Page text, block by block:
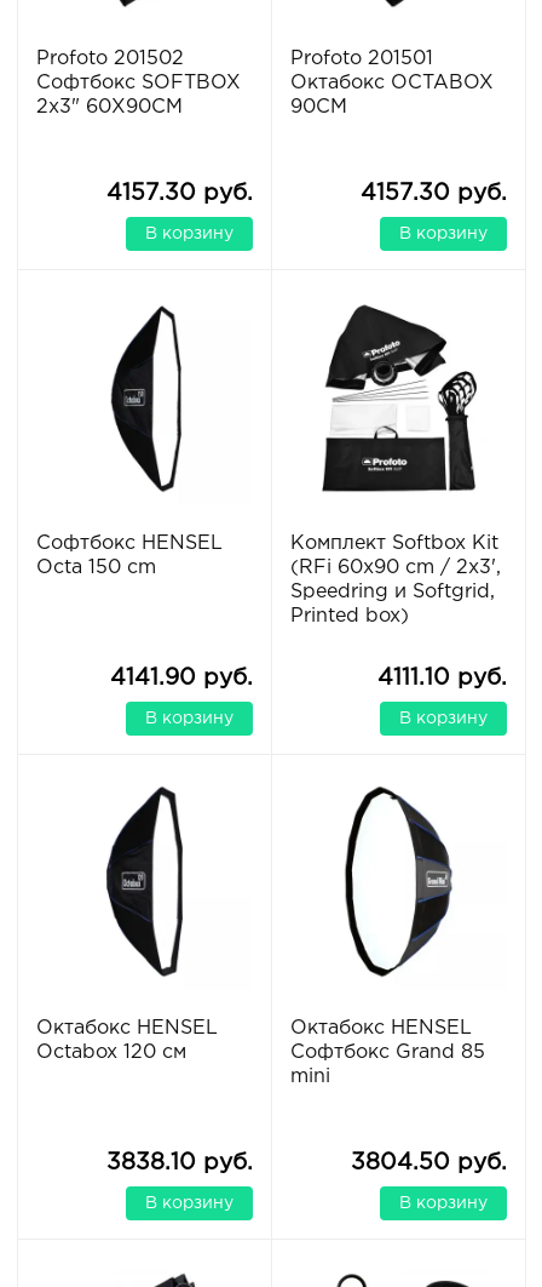
Profoto 201502
Софтбокс SOFTBOX
2x3" 60X90CM
4157.30 руб.
В корзину
Profoto 201501
Октабокс OCTABOX
90CM
4157.30 руб.
В корзину
Софтбокс HENSEL
Octa 150 cm
4141.90 руб.
В корзину
Комплект Softbox Kit
(RFi 60x90 cm / 2x3',
Speedring и Softgrid,
Printed box)
4111.10 руб.
В корзину
Октабокс HENSEL
Octabox 120 см
3838.10 руб.
В корзину
Октабокс HENSEL
Софтбокс Grand 85
mini
3804.50 руб.
В корзину